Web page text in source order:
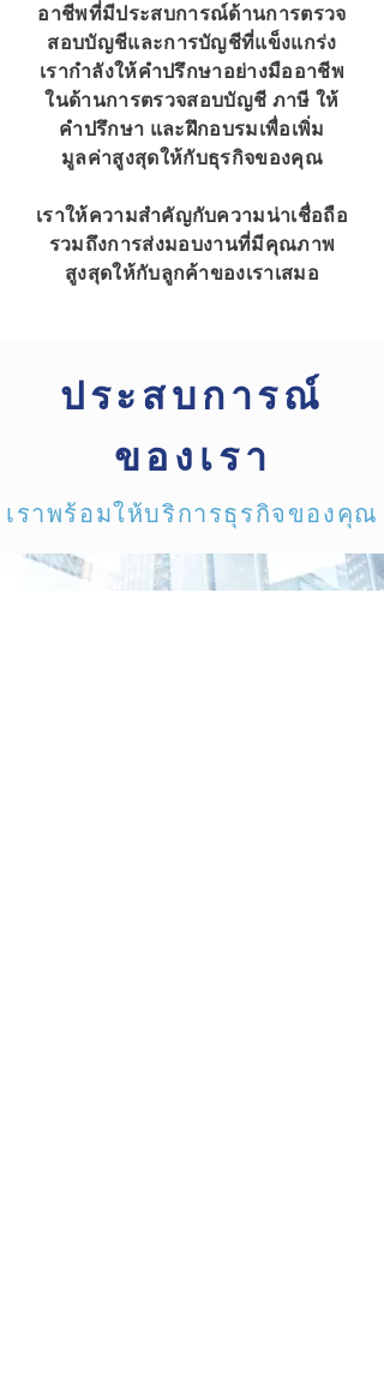
อาชีพที่มีประสบการณ์ด้านการตรวจ
สอบบัญชีและการบัญชีที่แข็งแกร่ง
เรากำลังให้คำปรึกษาอย่างมืออาชีพ
ในด้านการตรวจสอบบัญชี ภาษี ให้
คำปรึกษา และฝึกอบรมเพื่อเพิ่ม
มูลค่าสูงสุดให้กับธุรกิจของคุณ
เราให้ความสำคัญกับความน่าเชื่อถือ
รวมถึงการส่งมอบงานที่มีคุณภาพ
สูงสุดให้กับลูกค้าของเราเสมอ
ประสบการณ์
ของเรา
เราพร้อมให้บริการธุรกิจของคุณ